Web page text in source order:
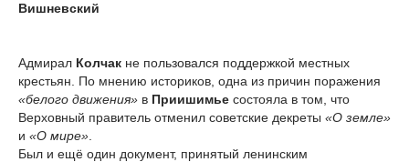
Вишневский
Адмирал Колчак не пользовался поддержкой местных
крестьян. По мнению историков, одна из причин поражения
«белого движения» в Приишимье состояла в том, что
Верховный правитель отменил советские декреты «О земле»
и «О мире»
Был и ещё один документ, принятый ленинским